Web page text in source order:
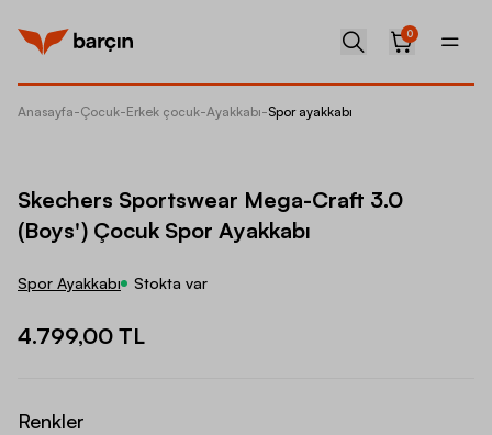
0
Anasayfa-Çocuk-Erkek çocuk-Ayakkabı-Spor ayakkabı
Skechers Sportswear Mega-Craft 3.0
(Boys') Çocuk Spor Ayakkabı
Spor Ayakkabı Stokta var
4.799,00 TL
Renkler